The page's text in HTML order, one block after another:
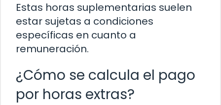
Estas horas suplementarias suelen
estar sujetas a condiciones
específicas en cuanto a
remuneración.
¿Cómo se calcula el pago
por horas extras?